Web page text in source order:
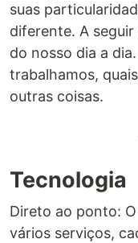
suas
diferente. A
do nosso dia a
trabalhamos,
outras coisas.
Tecnologia
Direto ao ponto:
vários serviços,